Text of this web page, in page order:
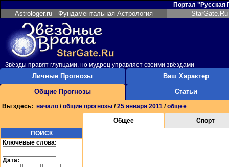
Портал "Русская
Astrologer.ru - Фундаментальная Астрология
Звёзды правят глупцами, но мудрец управляет своими звёздами
Личные Прогнозы
Общие Прогнозы
Ваш Характер
Статьи
Вы здесь: начало /общие прогнозы /25 января 2011 /общее
Общее
Спорт
ПОИСК
Ключевые слова:
Дата: